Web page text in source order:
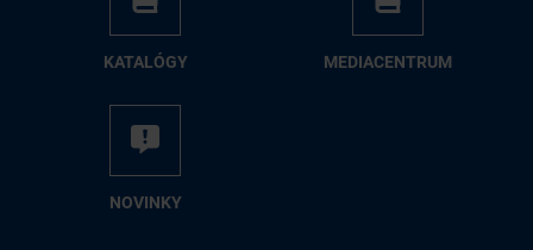
KA­TA­LÓ­GY ME­DIA­CEN­TRUM
NO­VIN­KY